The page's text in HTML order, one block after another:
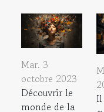
Mar. 3
octobre 2023
Découvrir le
monde de la
Il